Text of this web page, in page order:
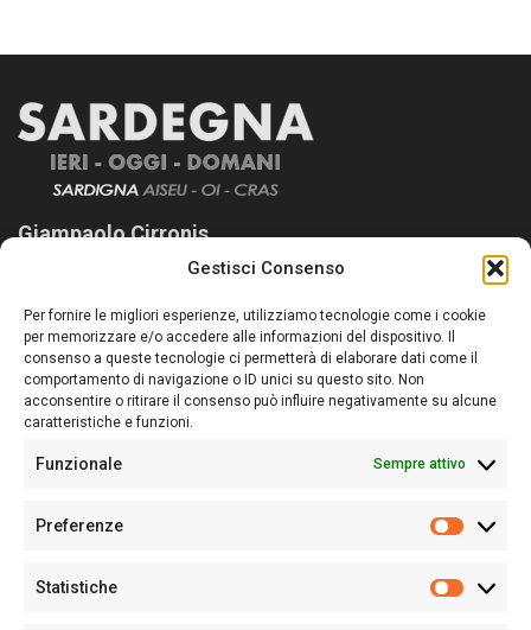
Gestisci Consenso
Per fornire le migliori esperienze, utilizziamo tecnologie come i cookie
per memorizzare e/o accedere alle informazioni del dispositivo. Il
consenso a queste tecnologie ci permetterà di elaborare dati come il
comportamento di navigazione o ID unici su questo sito. Non
acconsentire o ritirare il consenso può influire negativamente su alcune
caratteristiche e funzioni.
Funzionale Sempre attivo
Preferenze
Statistiche
Giampaolo Cirronis
Sardegna Ieri-Oggi-Domani nasce per informare “liberamente” i
lettori su quanto accade in Sardegna, con un occhio rivolto al
nostro passato e, soprattutto, al nostro futuro
Follow Us
Sede:Via Cristoforo Colombo 09013 Carbonia
Partita IVA02270380922